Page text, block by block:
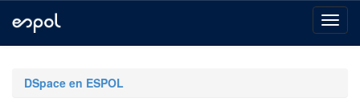
navigationDSpace en ESPOL